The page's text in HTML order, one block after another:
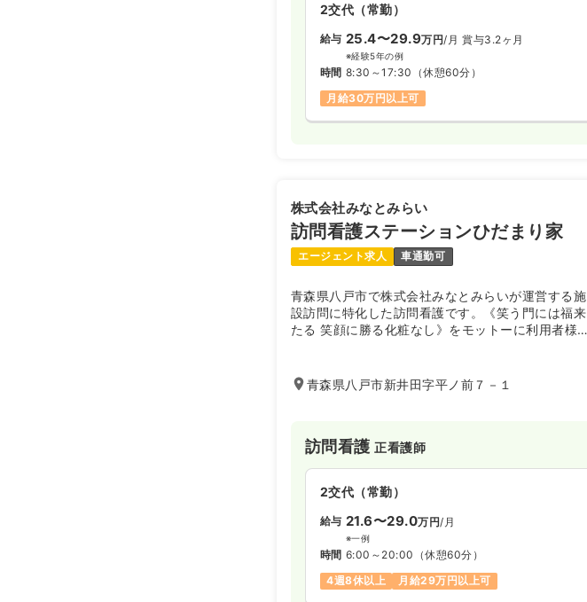
2交代（常勤）
給与 25.4〜29.9万円/月 賞与3.2ヶ月
※経験5年の例
時間 8:30～17:30 （休憩60分）
月給30万円以上可
株式会社みなとみらい
訪問看護ステーションひだまり家
エージェント求人 車通勤可
青森県八戸市で株式会社みなとみらいが運営する施
設訪問に特化した訪問看護です。《笑う門には福来
たる 笑顔に勝る化粧なし》をモットーに利用者様
青森県八戸市新井田字平ノ前７－１
訪問看護正看護師
2交代（常勤）
給与 21.6〜29.0万円/月
※一例
時間 6:00～20:00 （休憩60分）
4週8休以上
月給29万円以上可